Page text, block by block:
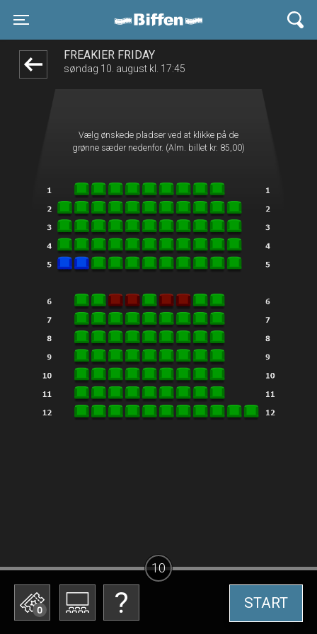
Biffen Odder
FREAKIER FRIDAY
søndag 10. august kl. 17:45
Vælg ønskede pladser ved at klikke på de
grønne sæder nedenfor. (Alm. billet kr. 85,00)
0 START
10
front05-temp 124438